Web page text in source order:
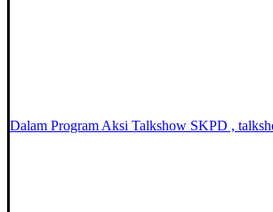
Dalam Program Aksi Talkshow SKPD ,